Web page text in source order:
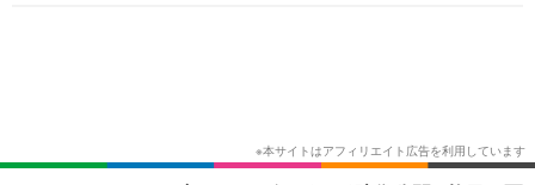
ショッピング その他